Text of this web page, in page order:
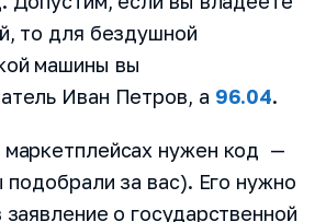
то для бездушной
машины вы
Иван Петров, а 96.04.
нужен код —
подобрали за вас). Его нужно
о государственной